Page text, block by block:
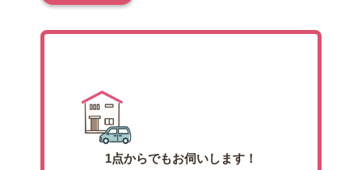
1点からでもお伺いします！